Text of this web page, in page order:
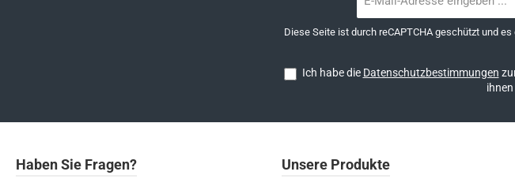
Mail-
Diese Seite ist durch reCAPTCHA geschützt und es
Ich habe die Datenschutzbestimmungen
Haben Sie Fragen? Unsere Produkte